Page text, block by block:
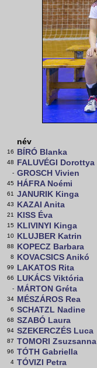
név
16 BÍRÓ Blanka
48 FALUVÉGI Dorottya
- GROSCH Vivien
45 HÁFRA Noémi
61 JANURIK Kinga
43 KAZAI Anita
21 KISS Éva
15 KLIVINYI Kinga
10 KLUJBER Katrin
88 KOPECZ Barbara
8 KOVACSICS Anikó
99 LAKATOS Rita
66 LUKÁCS Viktória
- MÁRTON Gréta
34 MÉSZÁROS Rea
6 SCHATZL Nadine
68 SZABÓ Laura
94 SZEKERCZÉS Luca
87 TOMORI Zsuzsanna
96 TÓTH Gabriella
4 TÓVIZI Petra